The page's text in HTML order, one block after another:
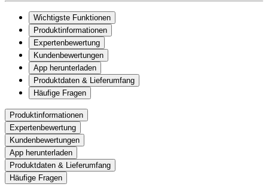
Wichtigste Funktionen
Produktinformationen
Expertenbewertung
Kundenbewertungen
App herunterladen
Produktdaten & Lieferumfang
Häufige Fragen
Produktinformationen
Expertenbewertung
Kundenbewertungen
App herunterladen
Produktdaten & Lieferumfang
Häufige Fragen